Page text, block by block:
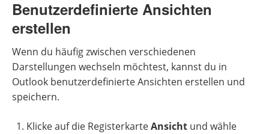
Benutzerdefinierte Ansichten
erstellen
Wenn du häufig zwischen verschiedenen
Darstellungen wechseln möchtest, kannst du in
Outlook benutzerdefinierte Ansichten erstellen und
speichern.
Klicke auf die RegisterkarteAnsicht und wähle